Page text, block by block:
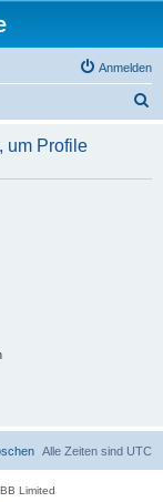
Anmelden
h
um Profile
Alle Zeiten sind UTC
Limited